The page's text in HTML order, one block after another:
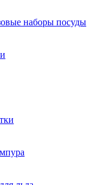
наборы посуды